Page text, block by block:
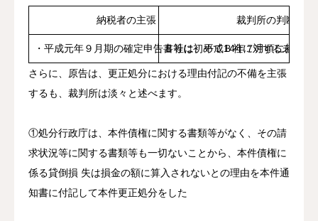
納税者の主張 裁判所の判断
・平成元年９月期の確定申告書等に初めてＢ社に対する未収
Ｂ社は、平成14年７月頃には事
さらに、原告は、更正処分における理由付記の不備を主張
するも、裁判所は淡々と述べます。
①処分行政庁は、本件債権に関する書類等がなく、その請
求状況等に関する書類等も一切ないことから、本件債権に
係る貸倒損 失は損金の額に算入されないとの理由を本件通
知書に付記して本件更正処分をした